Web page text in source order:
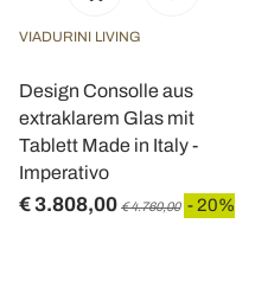
VIADURINI LIVING
Design Consolle aus
extraklarem Glas mit
Tablett Made in Italy -
Imperativo
€ 3.808,00 € 4.760,00 - 20%